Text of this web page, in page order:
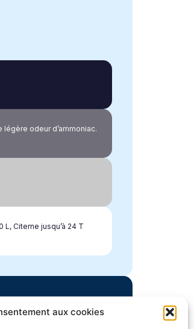
aux cookies
odeur d’ammoniac.
L, Citerne jusqu’à 24 T